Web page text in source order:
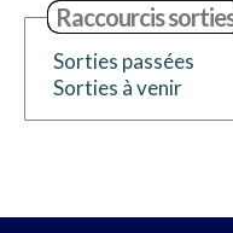
Raccourcis
Sorties passées
Sorties à venir